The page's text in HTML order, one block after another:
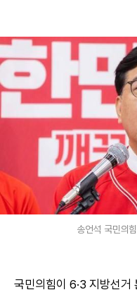
송언석 국민의
국민의힘이 6·3 지방선거